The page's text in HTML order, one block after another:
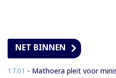
NET BINNEN
17:01 - Mathoera pleit voor ministerie van Veiligheid met